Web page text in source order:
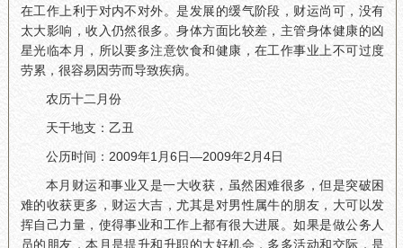
在工作上利于对内不对外。是发展的缓气阶段，财运尚可，没有
太大影响，收入仍然很多。身体方面比较差，主管身体健康的凶
星光临本月，所以要多注意饮食和健康，在工作事业上不可过度
劳累，很容易因劳而导致疾病。
农历十二月份
天干地支：乙丑
公历时间：2009年1月6日—2009年2月4日
本月财运和事业又是一大收获，虽然困难很多，但是突破困
难的收获更多，财运大吉，尤其是对男性属牛的朋友，大可以发
挥自己力量，使得事业和工作上都有很大进展。如果是做公务人
员的朋友，本月是提升和升职的大好机会，多多活动和交际，是